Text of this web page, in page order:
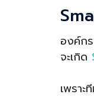
องค์ก
จะเกิด
เพรา